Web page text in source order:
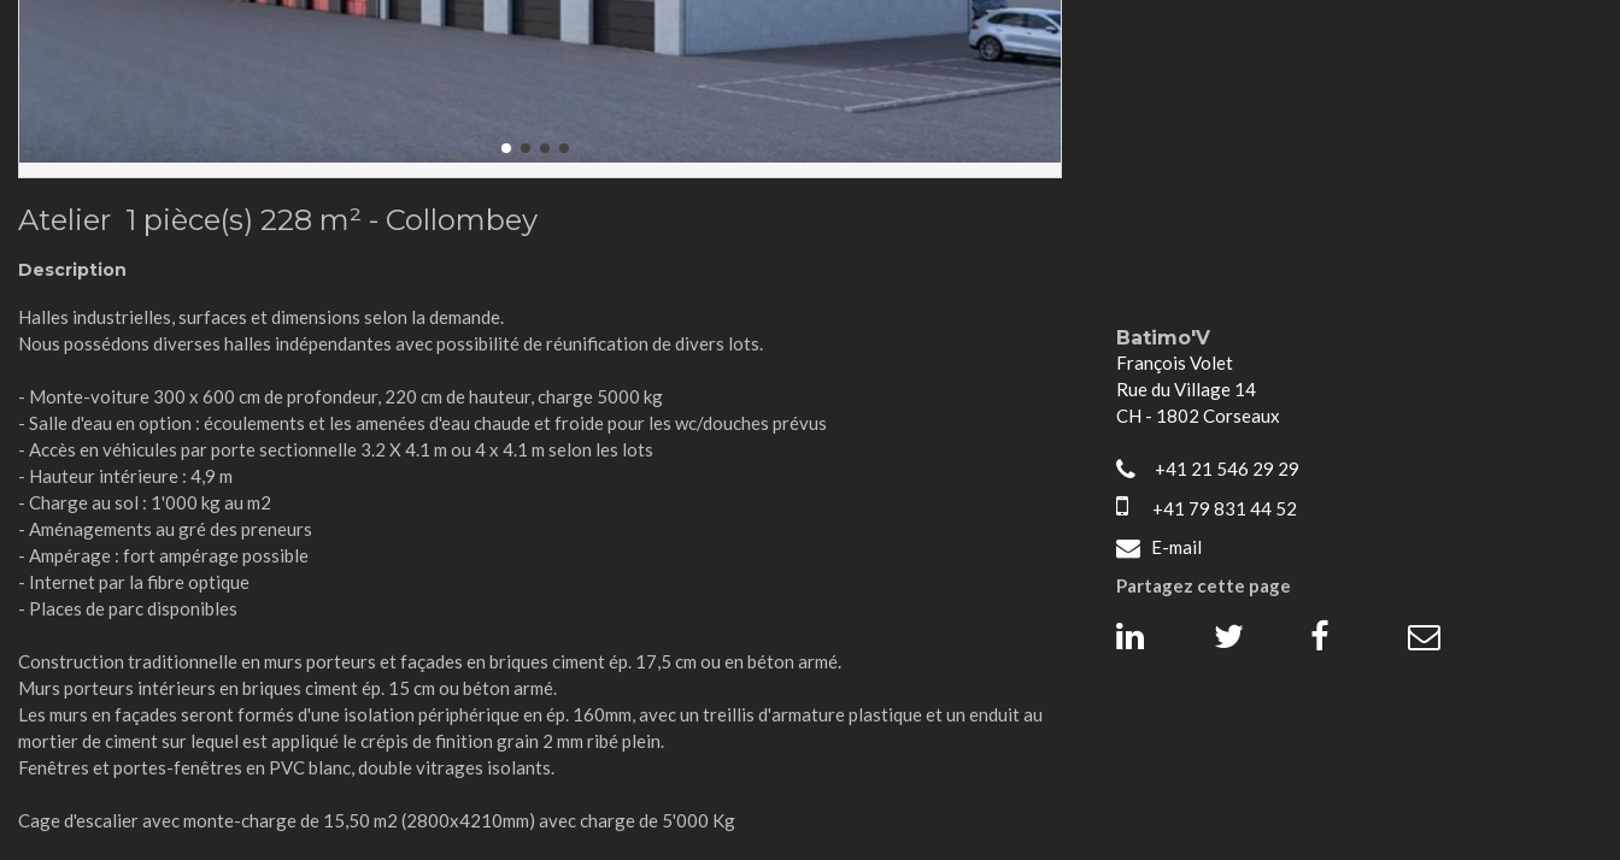
Atelier 1 pièce(s) 228 m² - Collombey
Description
Halles industrielles, surfaces et dimensions selon la demande.
Nous possédons diverses halles indépendantes avec possibilité de réunification de divers lots.
- Monte-voiture 300 x 600 cm de profondeur, 220 cm de hauteur, charge 5000 kg
- Salle d'eau en option : écoulements et les amenées d'eau chaude et froide pour les wc/douches prévus
- Accès en véhicules par porte sectionnelle 3.2 X 4.1 m ou 4 x 4.1 m selon les lots
- Hauteur intérieure : 4,9 m
- Charge au sol : 1'000 kg au m2
- Aménagements au gré des preneurs
- Ampérage : fort ampérage possible
- Internet par la fibre optique
- Places de parc disponibles
Construction traditionnelle en murs porteurs et façades en briques ciment ép. 17,5 cm ou en béton armé.
Murs porteurs intérieurs en briques ciment ép. 15 cm ou béton armé.
Les murs en façades seront formés d'une isolation périphérique en ép. 160mm, avec un treillis d'armature plastique et un enduit au
mortier de ciment sur lequel est appliqué le crépis de finition grain 2 mm ribé plein.
Fenêtres et portes-fenêtres en PVC blanc, double vitrages isolants.
Cage d'escalier avec monte-charge de 15,50 m2 (2800x4210mm) avec charge de 5'000 Kg
Batimo'V
François Volet
Rue du Village 14
CH - 1802 Corseaux
+41 21 546 29 29
+41 79 831 44 52
E-mail
Partagez cette page